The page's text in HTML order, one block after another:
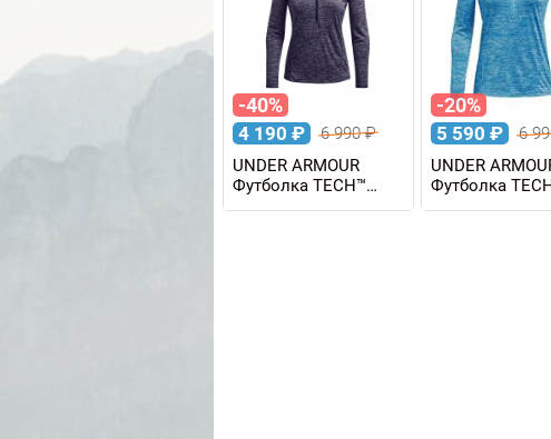
-40%
4 190 ₽ 6 990₽
UNDER ARMOUR
Футболка TECH™
TWIST 1/2 ZIP
-20%
5 590 ₽ 6
UNDER
Футболка
TWIST 1/2 ZIP